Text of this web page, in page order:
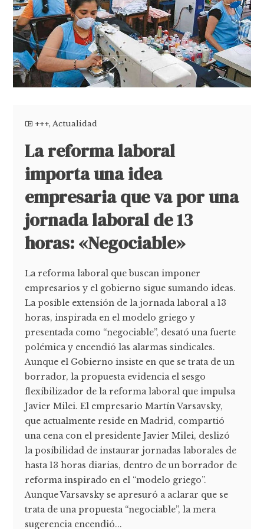
+++,Actualidad
La reforma laboral
importa una idea
empresaria que va por una
jornada laboral de 13
horas: «Negociable»
La reforma laboral que buscan imponer
empresarios y el gobierno sigue sumando ideas.
La posible extensión de la jornada laboral a 13
horas, inspirada en el modelo griego y
presentada como “negociable”, desató una fuerte
polémica y encendió las alarmas sindicales.
Aunque el Gobierno insiste en que se trata de un
borrador, la propuesta evidencia el sesgo
flexibilizador de la reforma laboral que impulsa
Javier Milei. El empresario Martín Varsavsky,
que actualmente reside en Madrid, compartió
una cena con el presidente Javier Milei, deslizó
la posibilidad de instaurar jornadas laborales de
hasta 13 horas diarias, dentro de un borrador de
reforma inspirado en el “modelo griego”.
Aunque Varsavsky se apresuró a aclarar que se
trata de una propuesta “negociable”, la mera
sugerencia encendió...